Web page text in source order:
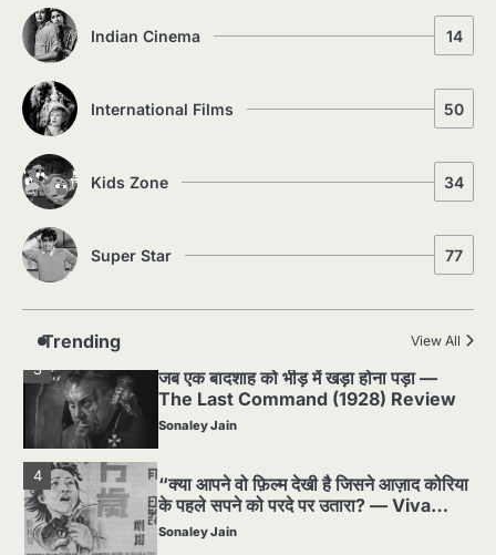
Indian Cinema 14
International Films 50
Kids Zone 34
Super Star 77
Trending View All
5
5 Horror Films जो आपको रात को अकेले नहीं
1
2
पसीने और खून से लिखी गई मूक सिनेमा की कहानी:
Sonaley Jain
3
जब एक बादशाह को भीड़ में खड़ा होना पड़ा —
The Last Command (1928) Review
Sonaley Jain
4
“क्या आपने वो फ़िल्म देखी है जिसने आज़ाद कोरिया
के पहले सपने को परदे पर उतारा? — Viva
Freedom! (1946) रिव्यू”
Sonaley Jain